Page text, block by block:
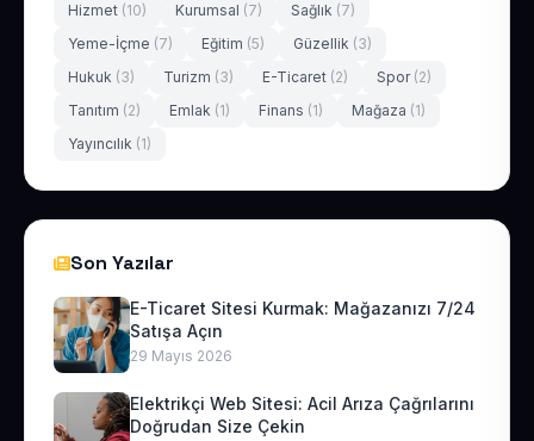
Hizmet (10) Kurumsal (7) Sağlık (7)
Yeme-İçme (7) Eğitim (5) Güzellik (3)
Hukuk (3) Turizm (3) E-Ticaret (2) Spor (2)
Tanıtım (2) Emlak (1) Finans (1) Mağaza (1)
Yayıncılık (1)
Son Yazılar
E-Ticaret Sitesi Kurmak: Mağazanızı 7/24
Satışa Açın
29 Mayıs 2026
Elektrikçi Web Sitesi: Acil Arıza Çağrılarını
Doğrudan Size Çekin